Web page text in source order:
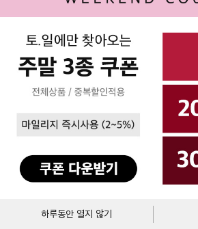
하루동안 열지 않기
장바구니
깔끔합니다. 심플합니다. 여로모로 활용이 좋을듯 합니다
hyou******
핏 : 슬림핏